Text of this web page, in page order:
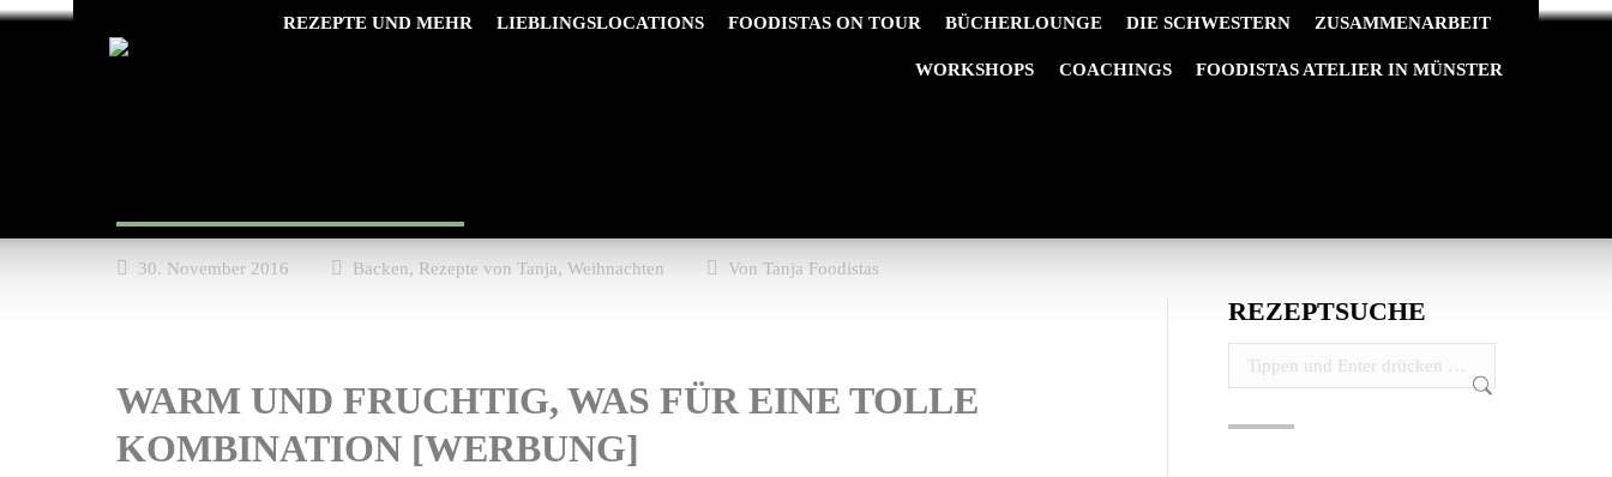
REZEPTE UND MEHR LIEBLINGSLOCATIONS FOODISTAS ON TOUR BÜCHERLOUNGE DIE SCHWESTERN ZUSAMMENARBEIT
WORKSHOPS COACHINGS FOODISTAS ATELIER IN MÜNSTER
30. November 2016 Backen, Rezepte von Tanja, Weihnachten Von Tanja Foodistas
WARM UND FRUCHTIG, WAS FÜR EINE TOLLE
KOMBINATION [WERBUNG]
REZEPTSUCHE